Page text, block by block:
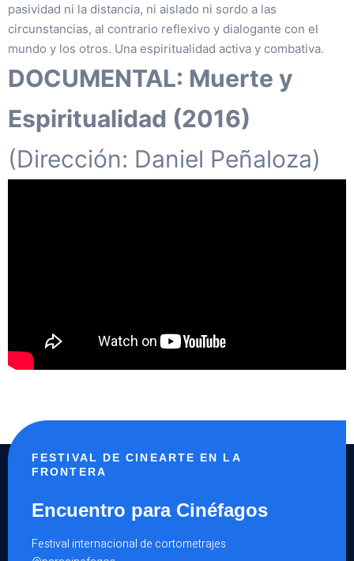
pasividad ni la distancia, ni aislado ni sordo a las
circunstancias, al contrario reflexivo y dialogante con el
mundo y los otros. Una espiritualidad activa y combativa.
DOCUMENTAL: Muerte y
Espiritualidad (2016)
(Dirección: Daniel Peñaloza)
FESTIVAL DE CINEARTE EN LA
FRONTERA
Encuentro para Cinéfagos
Festival internacional de cortometrajes